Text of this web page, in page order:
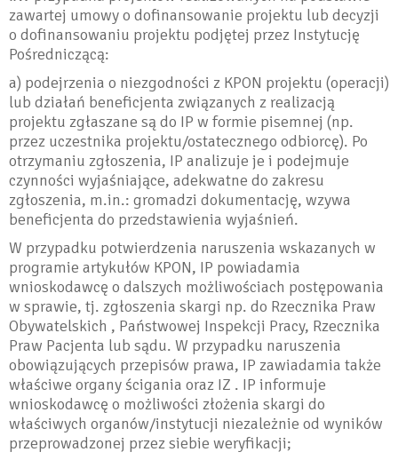
zawartej umowy o dofinansowanie projektu lub decyzji
o dofinansowaniu projektu podjętej przez Instytucję
Pośredniczącą:
a) podejrzenia o niezgodności z KPON projektu (operacji)
lub działań beneficjenta związanych z realizacją
projektu zgłaszane są do IP w formie pisemnej (np.
przez uczestnika projektu/ostatecznego odbiorcę). Po
otrzymaniu zgłoszenia, IP analizuje je i podejmuje
czynności wyjaśniające, adekwatne do zakresu
zgłoszenia, m.in.: gromadzi dokumentację, wzywa
beneficjenta do przedstawienia wyjaśnień.
W przypadku potwierdzenia naruszenia wskazanych w
programie artykułów KPON, IP powiadamia
wnioskodawcę o dalszych możliwościach postępowania
w sprawie, tj. zgłoszenia skargi np. do Rzecznika Praw
Obywatelskich , Państwowej Inspekcji Pracy, Rzecznika
Praw Pacjenta lub sądu. W przypadku naruszenia
obowiązujących przepisów prawa, IP zawiadamia także
właściwe organy ścigania oraz IZ . IP informuje
wnioskodawcę o możliwości złożenia skargi do
właściwych organów/instytucji niezależnie od wyników
przeprowadzonej przez siebie weryfikacji;